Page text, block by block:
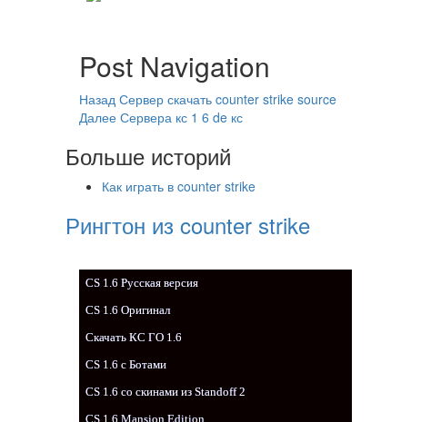
Post Navigation
Назад Сервер скачать counter strike source
Далее Сервера кс 1 6 de кс
Больше историй
Как играть в counter strike
Рингтон из counter strike
CS 1.6 Русская версия
CS 1.6 Оригинал
Скачать КС ГО 1.6
CS 1.6 с Ботами
CS 1.6 со скинами из Standoff 2
CS 1.6 Mansion Edition